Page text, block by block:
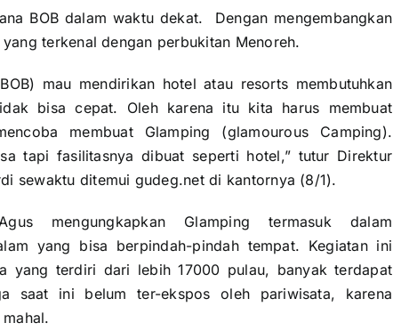
BOB dalam waktu dekat. Dengan mengembangkan
terkenal dengan perbukitan Menoreh.
mau mendirikan hotel atau resorts membutuhkan
bisa cepat. Oleh karena itu kita harus membuat
membuat Glamping (glamourous Camping).
tapi fasilitasnya dibuat seperti hotel,” tutur Direktur
sewaktu ditemui gudeg.net di kantornya (8/1).
mengungkapkan Glamping termasuk dalam
yang bisa berpindah-pindah tempat. Kegiatan ini
yang terdiri dari lebih 17000 pulau, banyak terdapat
saat ini belum ter-ekspos oleh pariwisata, karena